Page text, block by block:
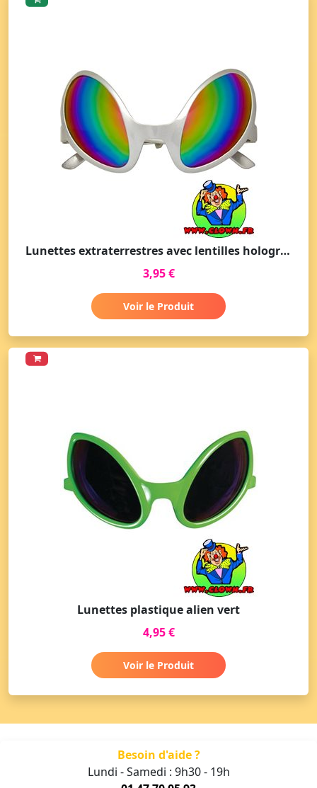
Lunettes extraterrestres avec lentilles holographiques
3,95 €
Voir le Produit
Lunettes plastique alien vert
4,95 €
Voir le Produit
Besoin d'aide ?
Lundi - Samedi : 9h30 - 19h